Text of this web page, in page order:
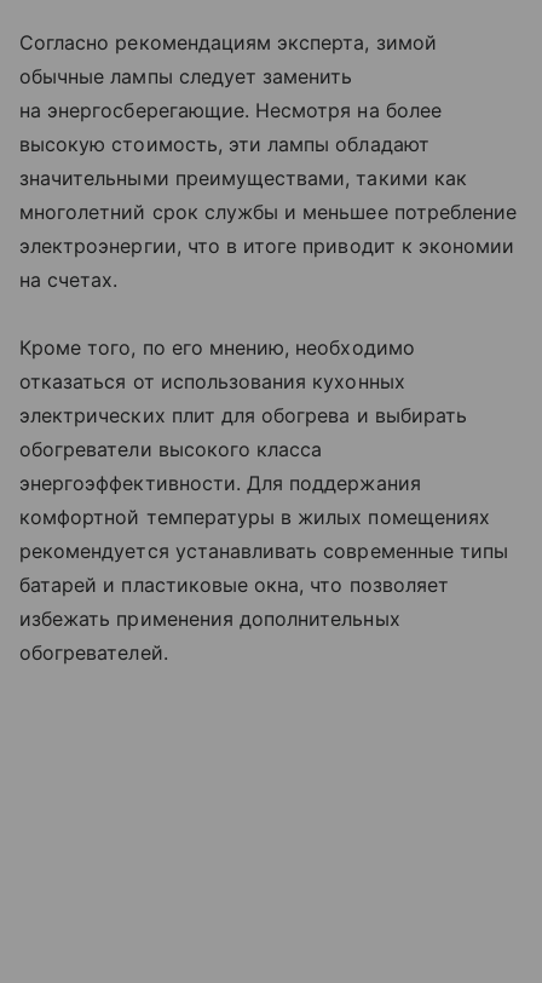
Согласно рекомендациям эксперта, зимой
обычные лампы следует заменить
на энергосберегающие. Несмотря на более
высокую стоимость, эти лампы обладают
значительными преимуществами, такими как
многолетний срок службы и меньшее потребление
электроэнергии, что в итоге приводит к экономии
на счетах.
Кроме того, по его мнению, необходимо
отказаться от использования кухонных
электрических плит для обогрева и выбирать
обогреватели высокого класса
энергоэффективности. Для поддержания
комфортной температуры в жилых помещениях
рекомендуется устанавливать современные типы
батарей и пластиковые окна, что позволяет
избежать применения дополнительных
обогревателей.